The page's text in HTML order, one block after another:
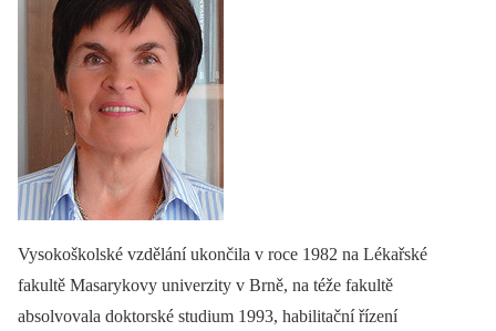
Vysokoškolské vzdělání ukončila v roce 1982 na Lékařské
fakultě Masarykovy univerzity v Brně, na téže fakultě
absolvovala doktorské studium 1993, habilitační řízení